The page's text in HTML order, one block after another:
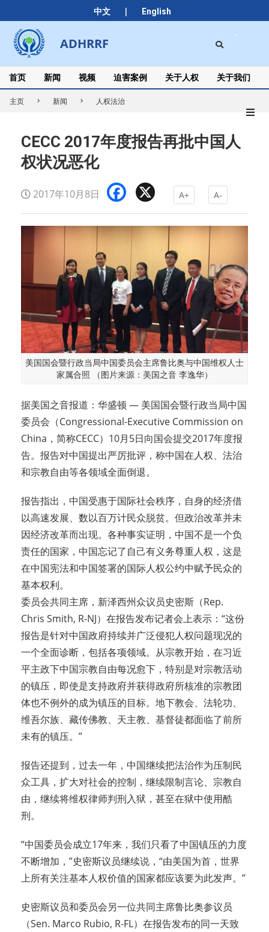
中文 | English
to
content
ADHRRF
Secondary
Navigation
Menu
首页 新闻 视频 迫害案例 关于人权 关于我们
主页 新闻 人权法治
CECC 2017年度报告再批中国人
权状况恶化
2017年10月8日 Facebook A+ A-
美国国会暨行政当局中国委员会主席鲁比奥与中国维权人士
家属合照 （图片来源：美国之音 李逸华）
据美国之音报道：华盛顿 — 美国国会暨行政当局中国
委员会（Congressional-Executive Commission on
China，简称CECC）10月5日向国会提交2017年度报
告。报告对中国提出严厉批评，称中国在人权、法治
和宗教自由等各领域全面倒退。
报告指出，中国受惠于国际社会秩序，自身的经济借
以高速发展、数以百万计民众脱贫。但政治改革并未
因经济改革而出现。各种事实证明，中国不是一个负
责任的国家，中国忘记了自己有义务尊重人权，这是
在中国宪法和中国签署的国际人权公约中赋予民众的
基本权利。
委员会共同主席，新泽西州众议员史密斯（Rep.
Chris Smith, R-NJ）在报告发布记者会上表示：“这份
报告是针对中国政府持续并广泛侵犯人权问题现况的
一个全面诊断，包括各项领域。从宗教开始，在习近
平主政下中国宗教自由每况愈下，特别是对宗教活动
的镇压，即使是支持政府并获得政府所核准的宗教团
体也不例外的成为镇压的目标。地下教会、法轮功、
维吾尔族、藏传佛教、天主教、基督徒都面临了前所
未有的镇压。”
报告还提到，过去一年，中国继续把法治作为压制民
众工具，扩大对社会的控制，继续限制言论、宗教自
由，继续将维权律师判刑入狱，甚至在狱中使用酷
刑。
“中国委员会成立17年来，我们只看了中国镇压的力度
不断增加，”史密斯议员继续说，“由美国为首，世界
上所有关注基本人权价值的国家都应该要为此发声。”
史密斯议员和委员会另一位共同主席鲁比奥参议员
（Sen. Marco Rubio, R-FL）在报告发布的同一天致